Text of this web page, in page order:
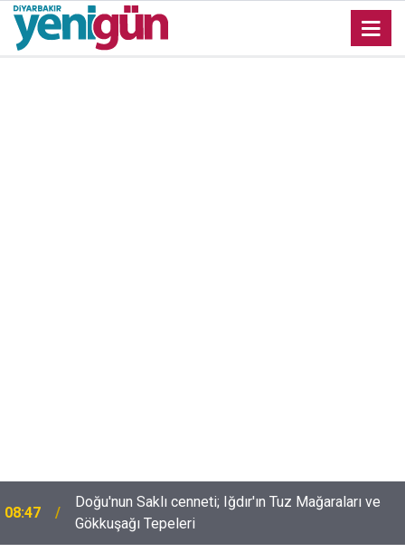
08:47
Doğu'nun Saklı cenneti; Iğdır'ın Tuz Mağaraları ve
Gökkuşağı Tepeleri